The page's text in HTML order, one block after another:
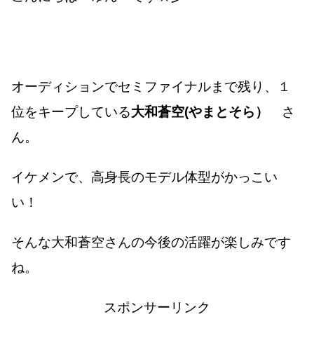
オーディションでセミファイナルまで残り、１
位をキープしている大和蒼空(やまとそら） さ
ん。
イケメンで、高身長のモデル体型がかっこい
い！
そんな大和蒼空さんの今後の活躍が楽しみです
ね。
スポンサーリンク